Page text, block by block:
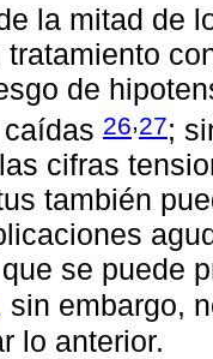
la mitad de
tratamiento
de
26,27;
cifras
también
se puede
sin embargo,
lo anterior.